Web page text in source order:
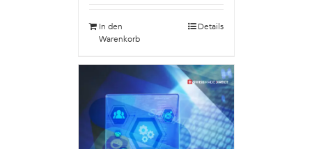
In den
Warenkorb
Details